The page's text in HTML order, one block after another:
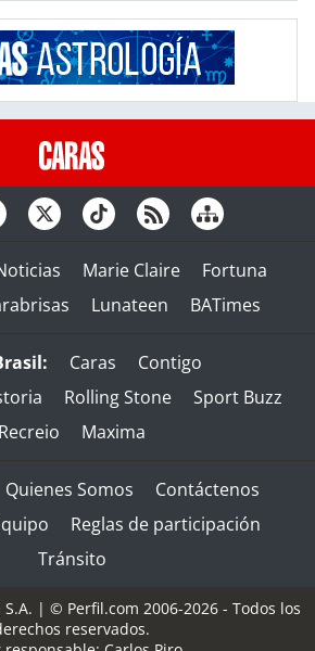
Marie Claire
Fortuna
Lunateen BATimes
Caras
Contigo
Rolling Stone
Sport Buzz
Recreio
Maxima
Quienes Somos
Contáctenos
Reglas de participación
Tránsito
| © Perfil.com 2006-2026 - Todos los
reservados.